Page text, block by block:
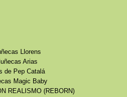
Llorens
Arias
de Pep Catalá
Magic Baby
REALISMO (REBORN)